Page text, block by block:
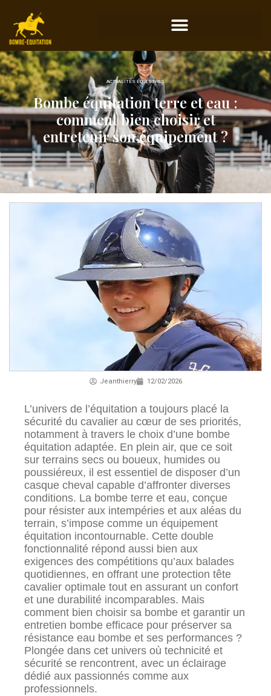
ACTUALITÉS ÉQUESTRES
Bombe équitation terre et eau :
comment bien choisir et
entretenir son équipement ?
Jeanthierry 12/02/2026
L’univers de l’équitation a toujours placé la
sécurité du cavalier au cœur de ses priorités,
notamment à travers le choix d’une bombe
équitation adaptée. En plein air, que ce soit
sur terrains secs ou boueux, humides ou
poussiéreux, il est essentiel de disposer d’un
casque cheval capable d’affronter diverses
conditions. La bombe terre et eau, conçue
pour résister aux intempéries et aux aléas du
terrain, s’impose comme un équipement
équitation incontournable. Cette double
fonctionnalité répond aussi bien aux
exigences des compétitions qu’aux balades
quotidiennes, en offrant une protection tête
cavalier optimale tout en assurant un confort
et une durabilité incomparables. Mais
comment bien choisir sa bombe et garantir un
entretien bombe efficace pour préserver sa
résistance eau bombe et ses performances ?
Plongée dans cet univers où technicité et
sécurité se rencontrent, avec un éclairage
dédié aux passionnés comme aux
professionnels.